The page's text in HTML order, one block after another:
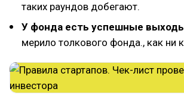
таких раундов добегают.
У фонда есть успешные
мерило толкового фонда., как ни